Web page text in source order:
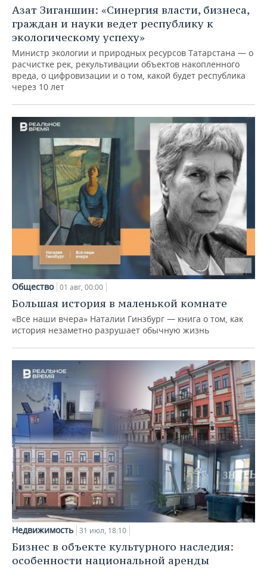
Азат Зиганшин: «Синергия власти, бизнеса,
граждан и науки ведет республику к
экологическому успеху»
Министр экологии и природных ресурсов Татарстана — о
расчистке рек, рекультивации объектов накопленного
вреда, о цифровизации и о том, какой будет республика
через 10 лет
Общество 01 авг, 00:00
Большая история в маленькой комнате
«Все наши вчера» Наталии Гинзбург — книга о том, как
история незаметно разрушает обычную жизнь
Недвижимость 31 июл, 18:10
Бизнес в объекте культурного наследия:
особенности национальной аренды